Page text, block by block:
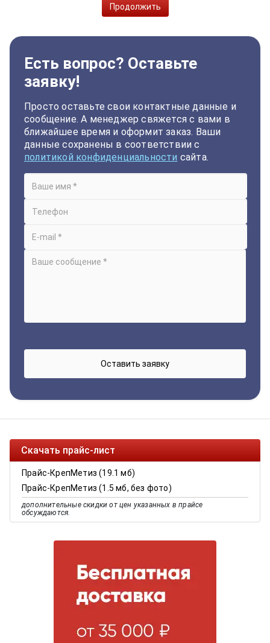
Продолжить
Есть вопрос? Оставьте
заявку!
Просто оставьте свои контактные данные и
сообщение. А менеджер свяжется с вами в
ближайшее время и оформит заказ. Ваши
данные сохранены в соответствии с
политикой конфиденциальности сайта.
Скачать прайс-лист
Прайс-КрепМетиз (19.1 мб)
Прайс-КрепМетиз (1.5 мб, без фото)
дополнительные скидки от цен указанных в прайсе
обсуждаются.